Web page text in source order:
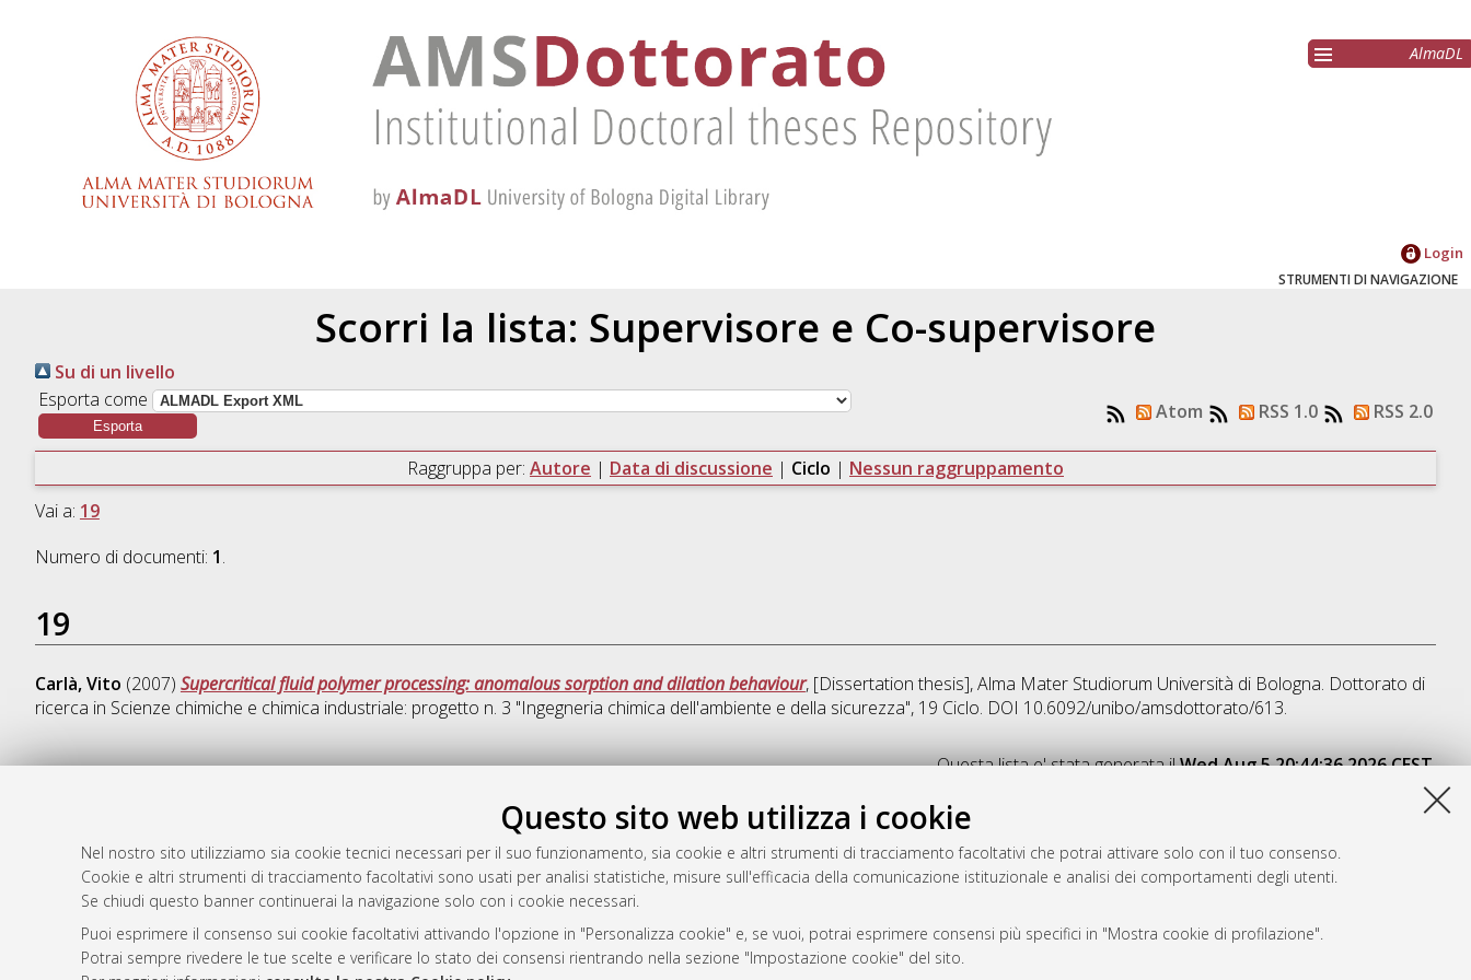
Questo sito web utilizza i cookie
Nel nostro sito utilizziamo sia cookie tecnici necessari per il suo funzionamento, sia cookie e altri strumenti di tracciamento facoltativi che potrai attivare solo con il tuo consenso.
Cookie e altri strumenti di tracciamento facoltativi sono usati per analisi statistiche, misure sull'efficacia della comunicazione istituzionale e analisi dei comportamenti degli utenti.
Se chiudi questo banner continuerai la navigazione solo con i cookie necessari.
Puoi esprimere il consenso sui cookie facoltativi attivando l'opzione in "Personalizza cookie" e, se vuoi, potrai esprimere consensi più specifici in "Mostra cookie di profilazione".
Potrai sempre rivedere le tue scelte e verificare lo stato dei consensi rientrando nella sezione "Impostazione cookie" del sito.
AlmaDL
Login
STRUMENTI DI NAVIGAZIONE
Scorri la lista: Supervisore e Co-supervisore
Su di un livello
Esporta come
Atom RSS 1.0 RSS 2.0
Raggruppa per: Autore | Data di discussione | Ciclo | Nessun raggruppamento
Vai a: 19
Numero di documenti: 1.
19
Carlà, Vito (2007) Supercritical fluid polymer processing: anomalous sorption and dilation behaviour, [Dissertation thesis], Alma Mater Studiorum Università di Bologna. Dottorato di
ricerca in Scienze chimiche e chimica industriale: progetto n. 3 "Ingegneria chimica dell'ambiente e della sicurezza", 19 Ciclo. DOI 10.6092/unibo/amsdottorato/613.
Questa lista e' stata generata ilWed Aug 5 20:44:36 2026 CEST.
Rss 1.0
Rss 2.0
AMS Dottorato
ISSN: 2038-7946
Servizio implementato e gestito daAlmaDL
Impostazioni Cookie
Informativa sulla privacy
Condizioni d’uso del sito